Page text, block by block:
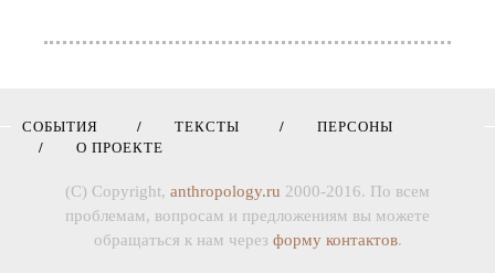
СОБЫТИЯ ТЕКСТЫ
ПЕРСОНЫ
О ПРОЕКТЕ
(C) Copyright, anthropology.ru 2000-2016. По всем
проблемам, вопросам и предложениям вы можете
обращаться к нам через форму контактов.